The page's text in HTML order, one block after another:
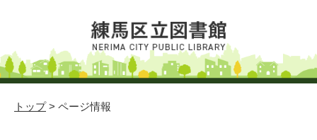
トップ> ページ情報